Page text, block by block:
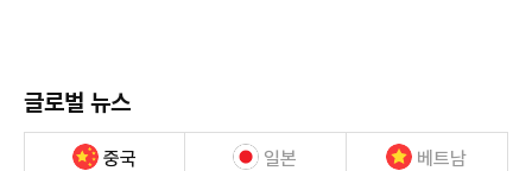
글로벌 뉴스
중국 일본 베트남